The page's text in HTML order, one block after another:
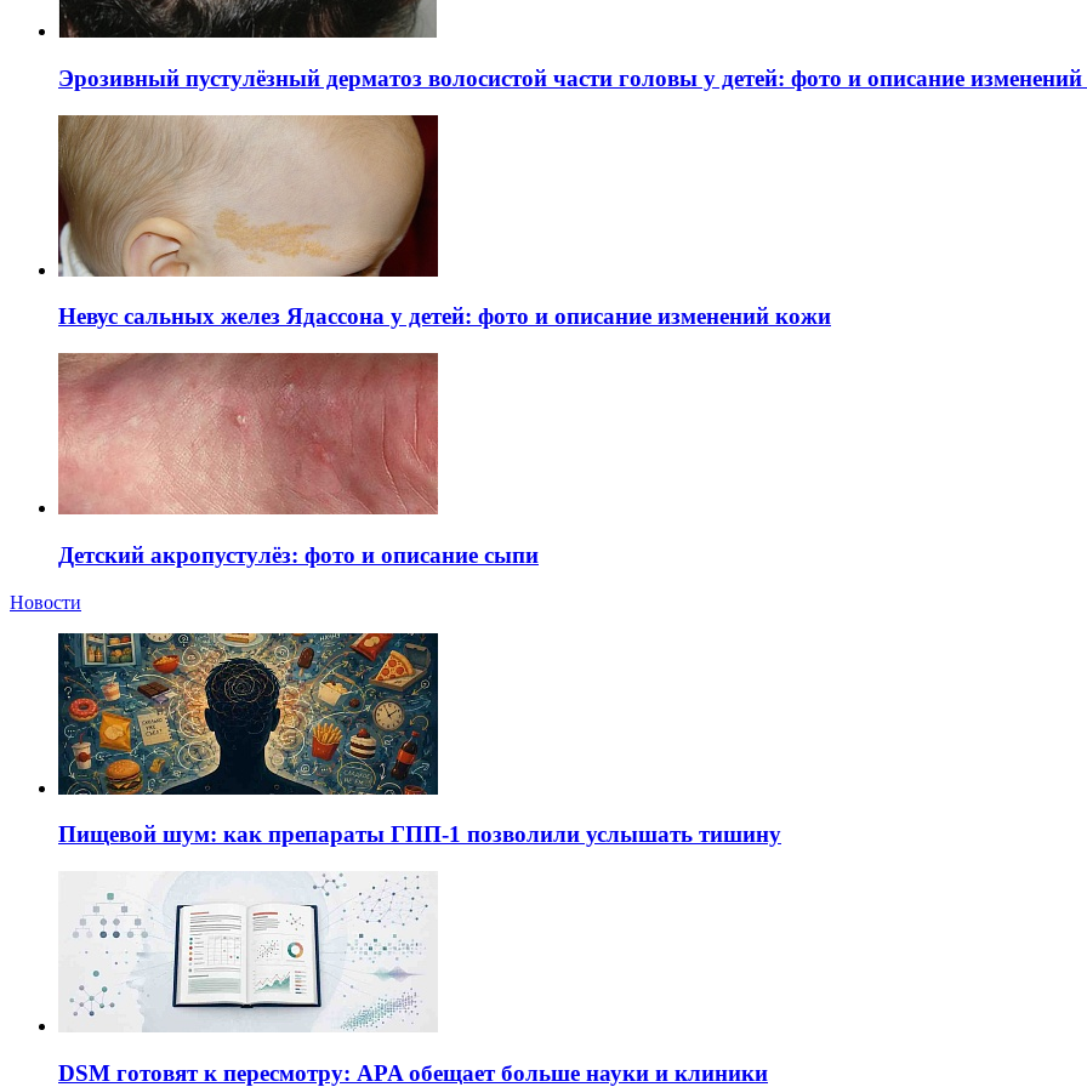
Эрозивный пустулёзный дерматоз волосистой части головы у детей: фото и описание
Невус сальных желез Ядассона у детей: фото и описание изменений кожи
Детский акропустулёз: фото и описание сыпи
Новости
Пищевой шум: как препараты ГПП-1 позволили услышать тишину
DSM готовят к пересмотру: APA обещает больше науки и клиники